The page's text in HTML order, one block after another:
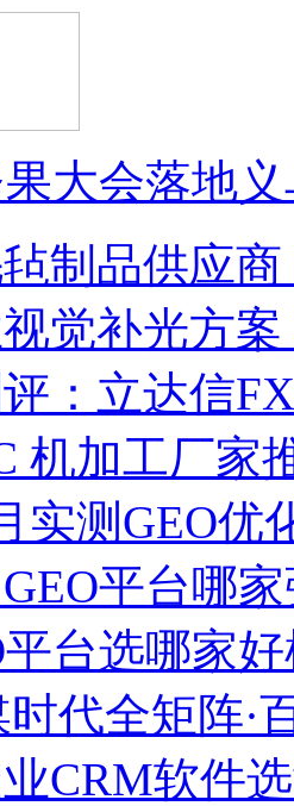
大会落地
制品供应
觉补光方
：立达信
机加工厂家
实测GEO优
平台哪
台选哪家
代全矩阵·
CRM软件